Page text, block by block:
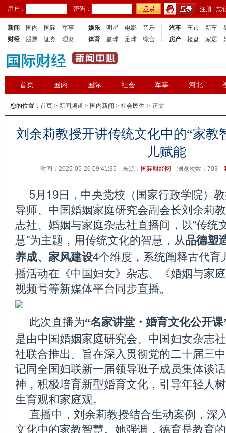
用户： 密码： 注册 忘
新闻 国内 国际
军事
财经
股票 证券 理财
娱乐 明星 电影
音乐
体育
篮球 足球 综合
汽车 车市 新车
房产
楼盘 家居
首页 国内 国际 社会 军事 河北
您的位置： 首页 > 新闻频道 > 国内新闻 > 社会民生 > 正文
刘余莉教授开讲传统文化中的“家教
儿赋能
时间：2025-05-26 09:41:35 来源： 国际财经网 浏览次数： 703
5月19日，中央党校（国家行政学院）
导师、中国婚姻家庭研究会副会长刘余莉
志社、婚姻与家庭杂志社直播间，以“传统
慧”为主题，用传统文化的智慧，从品德塑
养成、家风建设4个维度，系统阐释古代育
播活动在《中国妇女》杂志、《婚姻与家
视频号等新媒体平台同步直播。
此次直播为“名家讲堂・婚育文化公开课
是由中国婚姻家庭研究会、中国妇女杂志
社联合推出。旨在深入贯彻党的二十届三
记同全国妇联新一届领导班子成员集体谈
神，积极培育新型婚育文化，引导年轻人
生育观和家庭观。
直播中，刘余莉教授结合生动案例，深
文化中的家教智慧。她强调，德育是教育